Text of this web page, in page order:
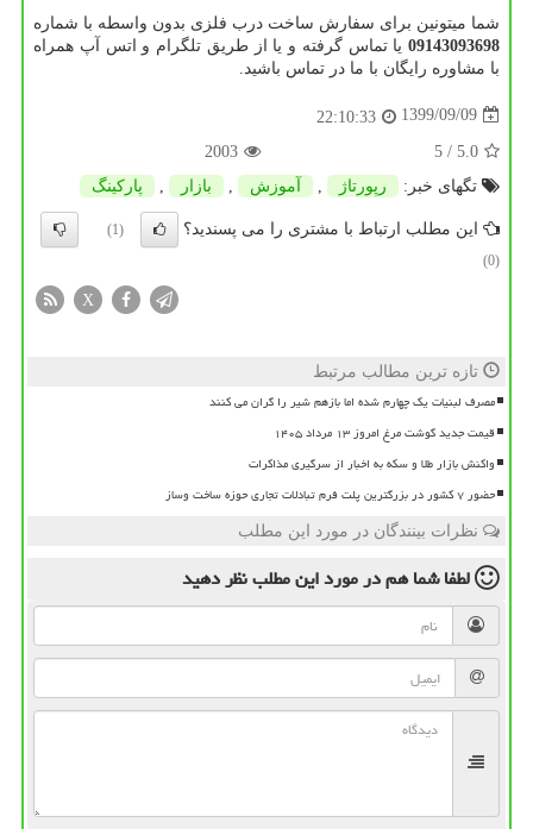
شما میتونین برای سفارش ساخت درب فلزی بدون واسطه با شماره
09143093698 یا تماس گرفته و یا از طریق تلگرام و اتس آپ همراه
با مشاوره رایگان با ما در تماس باشید.
1399/09/09
22:10:33
5.0
/ 5
2003
تگهای خبر:
رپورتاژ آموزش بازار پاركینگ
این مطلب ارتباط با مشتری را می پسندید؟
(1)
(0)
X
تازه ترین مطالب مرتبط
مصرف لبنیات یک چهارم شده اما بازهم شیر را گران می کنند
قیمت جدید گوشت مرغ امروز ۱۳ مرداد ۱۴۰۵
واکنش بازار طلا و سکه به اخبار از سرگیری مذاکرات
حضور ۷ کشور در بزرگترین پلت فرم تبادلات تجاری حوزه ساخت وساز
نظرات بینندگان در مورد این مطلب
لطفا شما همدر مورد این مطلبنظر دهید